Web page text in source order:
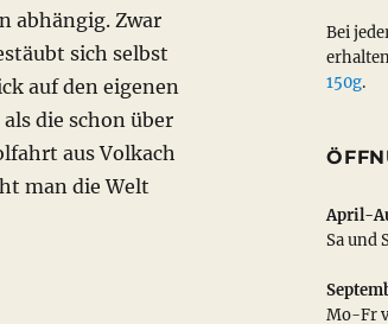
abhängig. Zwar
sich selbst
auf den eigenen
die schon über
aus Volkach
man die Welt
Bei
150g.
April-
Sa und
Mo-Fr